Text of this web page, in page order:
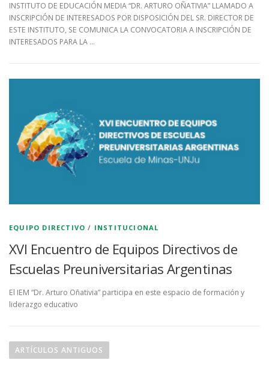
INSTITUTO DE EDUCACIÓN MEDIA “DR. ARTURO OÑATIVIA” LLAMADO A
INSCRIPCIÓN DE INTERESADOS POR DISPOSICIÓN DEL SR. DIRECTOR DE
ESTE INSTITUTO, SE COMUNICA LA CONVOCATORIA A INSCRIPCIÓN DE
INTERESADOS PARA LA …
EQUIPO DIRECTIVO / INSTITUCIONAL
XVI Encuentro de Equipos Directivos de
Escuelas Preuniversitarias Argentinas
El IEM “Dr. Arturo Oñativia” participa en este espacio de formación y
liderazgo educativo
ARTÍCULOS ANTIGUOS